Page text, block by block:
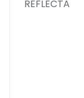
REFLECTA